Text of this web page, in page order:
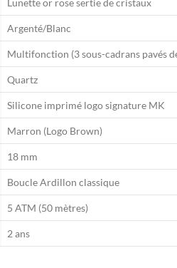
Lunette or rose sertie de cristaux
Argenté/Blanc
Multifonction (3 sous-cadrans pavés
Quartz
Silicone imprimé logo signature MK
Marron (Logo Brown)
18 mm
Boucle Ardillon classique
5 ATM (50 mètres)
2 ans